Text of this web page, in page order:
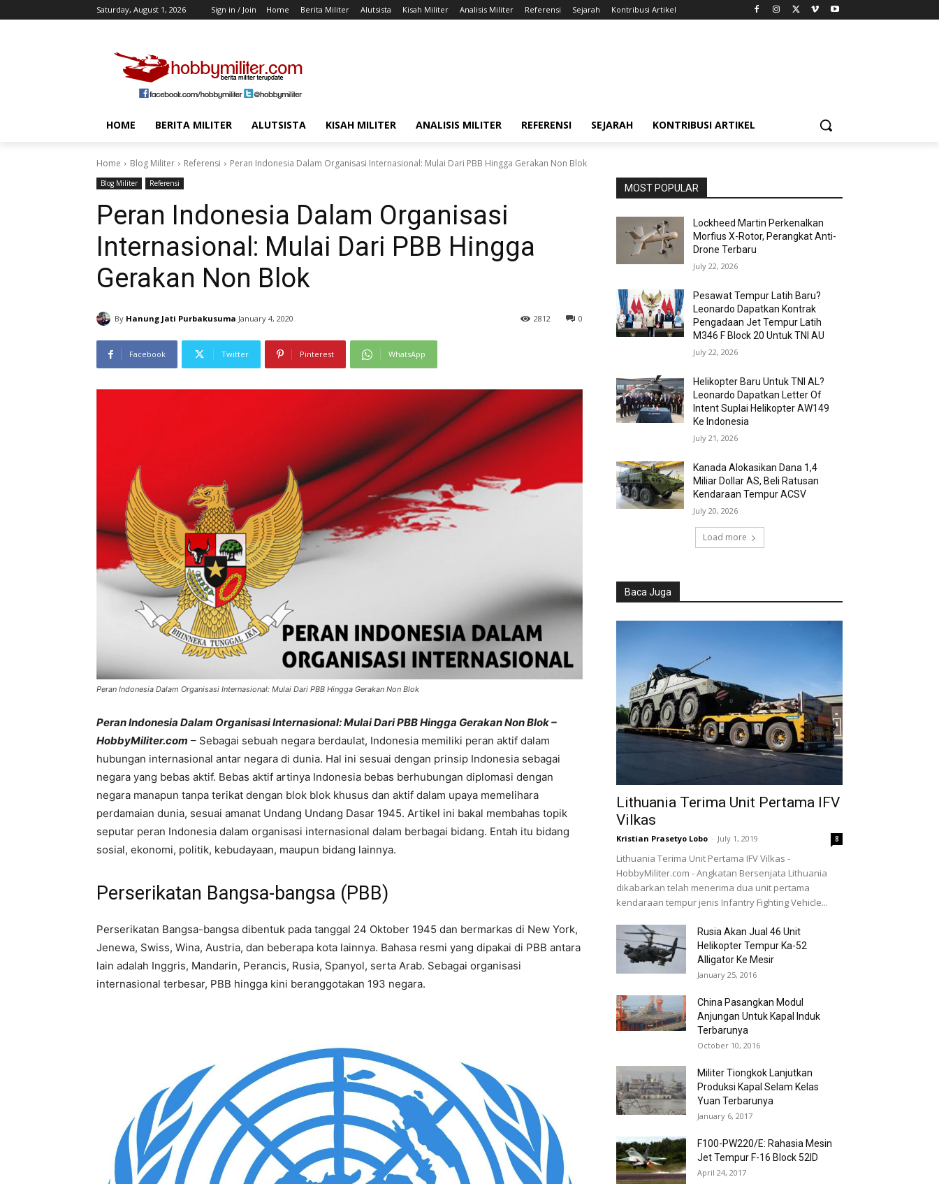
Saturday, August 1, 2026 Sign in / Join Home Berita Militer Alutsista Kisah Militer Analisis Militer Referensi Sejarah Kontribusi Artikel
HOME BERITA MILITER ALUTSISTA KISAH MILITER ANALISIS MILITER REFERENSI SEJARAH KONTRIBUSI ARTIKEL
Home Blog Militer Referensi Peran Indonesia Dalam Organisasi Internasional: Mulai Dari PBB Hingga Gerakan Non Blok
Blog Militer Referensi
Peran Indonesia Dalam Organisasi
Internasional: Mulai Dari PBB Hingga
Gerakan Non Blok
By Hanung Jati Purbakusuma January 4, 2020 0
2812
Facebook Twitter Pinterest WhatsApp
Peran Indonesia Dalam Organisasi Internasional: Mulai Dari PBB Hingga Gerakan Non Blok
Peran Indonesia Dalam Organisasi Internasional: Mulai Dari PBB Hingga Gerakan Non Blok –
HobbyMiliter.com – Sebagai sebuah negara berdaulat, Indonesia memiliki peran aktif dalam
hubungan internasional antar negara di dunia. Hal ini sesuai dengan prinsip Indonesia sebagai
negara yang bebas aktif. Bebas aktif artinya Indonesia bebas berhubungan diplomasi dengan
negara manapun tanpa terikat dengan blok blok khusus dan aktif dalam upaya memelihara
perdamaian dunia, sesuai amanat Undang Undang Dasar 1945. Artikel ini bakal membahas topik
seputar peran Indonesia dalam organisasi internasional dalam berbagai bidang. Entah itu bidang
sosial, ekonomi, politik, kebudayaan, maupun bidang lainnya.
Perserikatan Bangsa-bangsa (PBB)
Perserikatan Bangsa-bangsa dibentuk pada tanggal 24 Oktober 1945 dan bermarkas di New York,
Jenewa, Swiss, Wina, Austria, dan beberapa kota lainnya. Bahasa resmi yang dipakai di PBB antara
lain adalah Inggris, Mandarin, Perancis, Rusia, Spanyol, serta Arab. Sebagai organisasi
internasional terbesar, PBB hingga kini beranggotakan 193 negara.
MOST POPULAR
Lockheed Martin Perkenalkan
Morfius X-Rotor, Perangkat Anti-
Drone Terbaru
July 22, 2026
Pesawat Tempur Latih Baru?
Leonardo Dapatkan Kontrak
Pengadaan Jet Tempur Latih
M346 F Block 20 Untuk TNI AU
July 22, 2026
Helikopter Baru Untuk TNI AL?
Leonardo Dapatkan Letter Of
Intent Suplai Helikopter AW149
Ke Indonesia
July 21, 2026
Kanada Alokasikan Dana 1,4
Miliar Dollar AS, Beli Ratusan
Kendaraan Tempur ACSV
July 20, 2026
Load more
Baca Juga
Lithuania Terima Unit Pertama IFV
Vilkas
Kristian Prasetyo Lobo - July 1, 2019 8
Lithuania Terima Unit Pertama IFV Vilkas -
HobbyMiliter.com - Angkatan Bersenjata Lithuania
dikabarkan telah menerima dua unit pertama
kendaraan tempur jenis Infantry Fighting Vehicle...
Rusia Akan Jual 46 Unit
Helikopter Tempur Ka-52
Alligator Ke Mesir
January 25, 2016
China Pasangkan Modul
Anjungan Untuk Kapal Induk
Terbarunya
October 10, 2016
Militer Tiongkok Lanjutkan
Produksi Kapal Selam Kelas
Yuan Terbarunya
January 6, 2017
F100-PW220/E: Rahasia Mesin
Jet Tempur F-16 Block 52ID
April 24, 2017